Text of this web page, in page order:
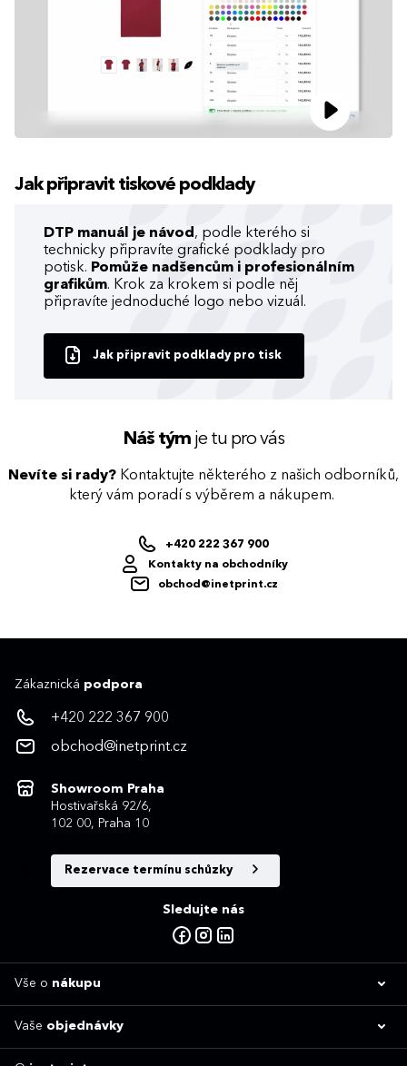
Jak připravit tiskové podklady
DTP manuál je návod , podle kterého si
technicky připravíte grafické podklady pro
potisk. Pomůže nadšencům i profesionálním
grafikům. Krok za krokem si podle něj
připravíte jednoduché logo nebo vizuál.
Jak připravit podklady pro tisk
Náš týmje tu pro vás
Nevíte si rady? Kontaktujte některého z našich odborníků,
který vám poradí s výběrem a nákupem.
+420 222 367 900
Kontakty na obchodníky
obchod@inetprint.cz
Zákaznická podpora
+420 222 367 900
obchod@inetprint.cz
Showroom Praha
Hostivařská 92/6,
102 00, Praha 10
Rezervace termínu schůzky
Sledujte nás
Vše o nákupu
Vaše objednávky